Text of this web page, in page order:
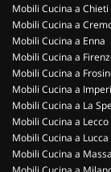
Mobili Cucina a Chieti
Mobili Cucina a
Mobili Cucina a Enna
Mobili Cucina a
Mobili Cucina a
Mobili Cucina a
Mobili Cucina a La
Mobili Cucina a Lecco
Mobili Cucina a Lucca
Mobili Cucina a